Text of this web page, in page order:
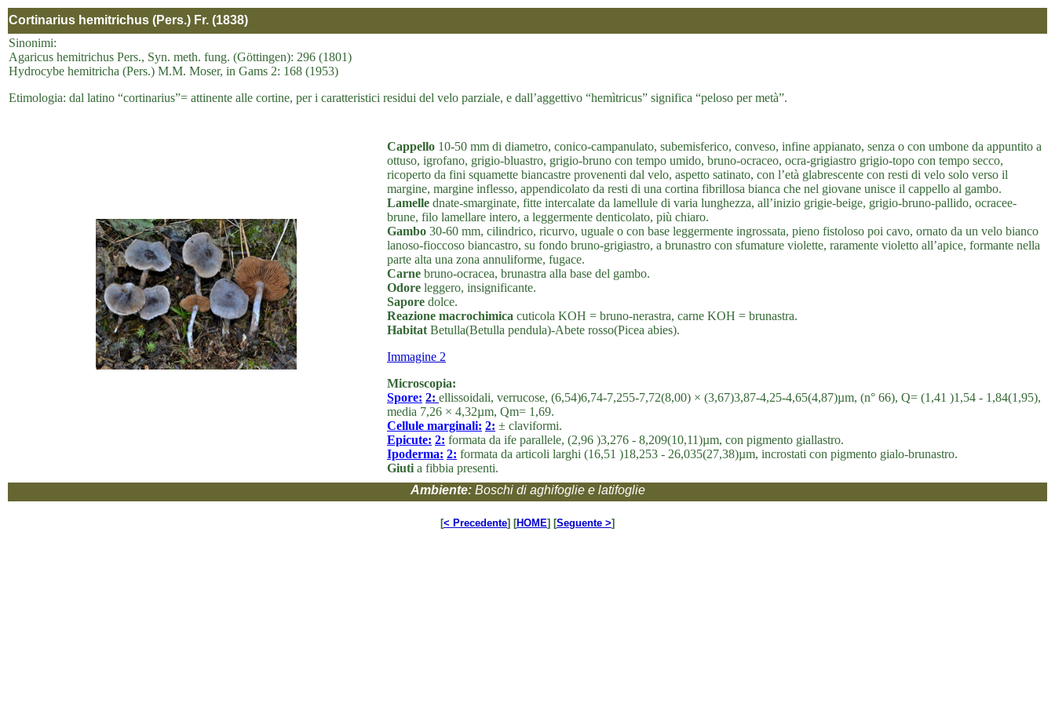
Cortinarius hemitrichus (Pers.) Fr. (1838)
Sinonimi:
Agaricus hemitrichus Pers., Syn. meth. fung. (Göttingen): 296 (1801)
Hydrocybe hemitricha (Pers.) M.M. Moser, in Gams 2: 168 (1953)
Etimologia: dal latino “cortinarius”= attinente alle cortine, per i caratteristici residui del velo parziale, e dall’aggettivo “hemìtricus” significa “peloso per metà”.
Cappello 10-50 mm di diametro, conico-campanulato, subemisferico, conveso, infine appianato, senza o con umbone da appuntito a
ottuso, igrofano, grigio-bluastro, grigio-bruno con tempo umido, bruno-ocraceo, ocra-grigiastro grigio-topo con tempo secco,
ricoperto da fini squamette biancastre provenenti dal velo, aspetto satinato, con l’età glabrescente con resti di velo solo verso il
margine, margine inflesso, appendicolato da resti di una cortina fibrillosa bianca che nel giovane unisce il cappello al gambo.
Lamelle dnate-smarginate, fitte intercalate da lamellule di varia lunghezza, all’inizio grigie-beige, grigio-bruno-pallido, ocracee-
brune, filo lamellare intero, a leggermente denticolato, più chiaro.
Gambo 30-60 mm, cilindrico, ricurvo, uguale o con base leggermente ingrossata, pieno fistoloso poi cavo, ornato da un velo bianco
lanoso-fioccoso biancastro, su fondo bruno-grigiastro, a brunastro con sfumature violette, raramente violetto all’apice, formante nella
parte alta una zona annuliforme, fugace.
Carne bruno-ocracea, brunastra alla base del gambo.
Odore leggero, insignificante.
Sapore dolce.
Reazione macrochimica cuticola KOH = bruno-nerastra, carne KOH = brunastra.
Habitat Betulla(Betulla pendula)-Abete rosso(Picea abies).
Immagine 2
Microscopia:
Spore: 2: ellissoidali, verrucose, (6,54)6,74-7,255-7,72(8,00) × (3,67)3,87-4,25-4,65(4,87)µm, (n° 66), Q= (1,41 )1,54 - 1,84(1,95),
media 7,26 × 4,32µm, Qm= 1,69.
Cellule marginali: 2: ± claviformi.
Epicute: 2: formata da ife parallele, (2,96 )3,276 - 8,209(10,11)µm, con pigmento giallastro.
Ipoderma: 2: formata da articoli larghi (16,51 )18,253 - 26,035(27,38)µm, incrostati con pigmento gialo-brunastro.
Giuti a fibbia presenti.
Ambiente: Boschi di aghifoglie e latifoglie
[< Precedente] [HOME] [Seguente >]